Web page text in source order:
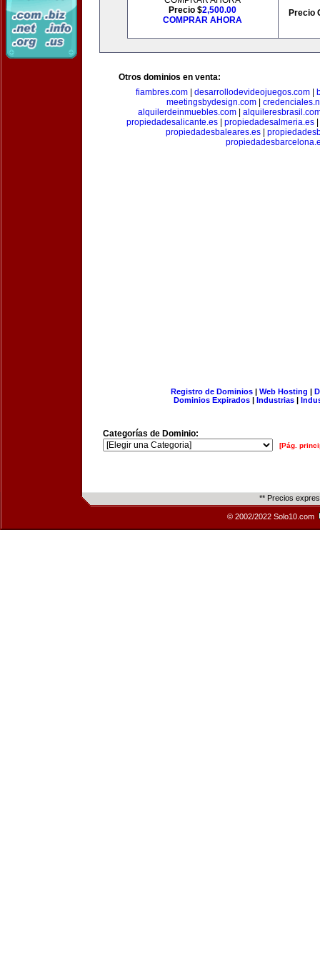
Precio $2,500.00
COMPRAR AHORA
Precio
Otros dominios en venta:
fiambres.com| desarrollodevideojuegos.com|
meetingsbydesign.com|
alquilerdeinmuebles.com|
propiedadesalicante.es| propiedadesalmeria.es|
propiedadesbaleares.es
Registro de Dominios| Web Hosting |
Dominios Expirados | Industrias |
Categorías de Dominio:
[Pág.
** Precios
© 2002/2022 Solo10.com